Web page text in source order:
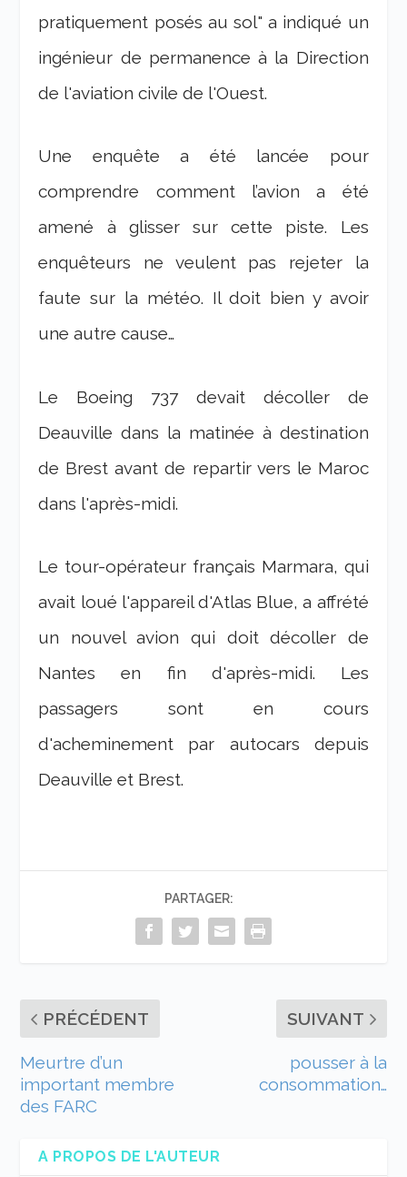
pratiquement posés au sol" a indiqué un
ingénieur de permanence à la Direction
de l'aviation civile de l'Ouest.
Une enquête a été lancée pour
comprendre comment l’avion a été
amené à glisser sur cette piste. Les
enquêteurs ne veulent pas rejeter la
faute sur la météo. Il doit bien y avoir
une autre cause…
Le Boeing 737 devait décoller de
Deauville dans la matinée à destination
de Brest avant de repartir vers le Maroc
dans l'après-midi.
Le tour-opérateur français Marmara, qui
avait loué l'appareil d'Atlas Blue, a affrété
un nouvel avion qui doit décoller de
Nantes en fin d'après-midi. Les
passagers sont en cours
d'acheminement par autocars depuis
Deauville et Brest.
PARTAGER:
PRÉCÉDENT
Meurtre d’un
important membre
des FARC
SUIVANT
pousser à la
consommation…
A PROPOS DE L'AUTEUR